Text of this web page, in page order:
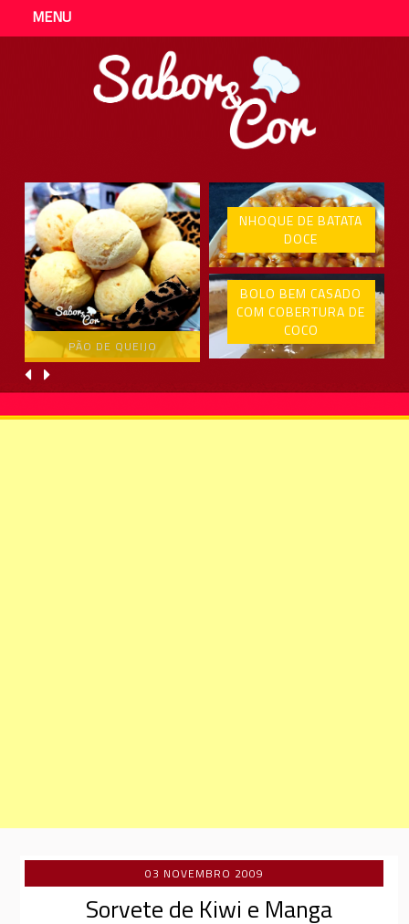
MENU
PÃO DE QUEIJO
NHOQUE DE BATATA
DOCE
BOLO BEM CASADO
COM COBERTURA DE
COCO
03 NOVEMBRO 2009
Sorvete de Kiwi e Manga